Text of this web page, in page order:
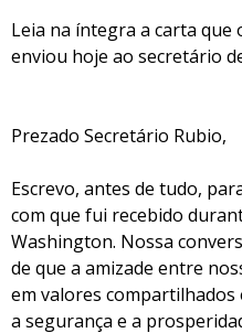
Leia na íntegra a carta que
enviou hoje ao secretário
Prezado Secretário Rubio,
Escrevo, antes de tudo,
com que fui recebido
Washington. Nossa
de que a amizade entre
em valores compartilhados
a segurança e a